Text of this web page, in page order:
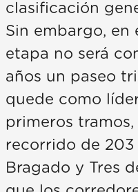
clasificación
Sin embargo, en
etapa no será
años un paseo
quede como
primeros
recorrido de
Bragado y Tres